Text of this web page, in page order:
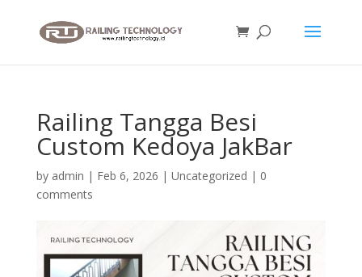
Railing Tangga Besi
Custom Kedoya JakBar
by admin | Feb 6, 2026 | Uncategorized | 0
comments